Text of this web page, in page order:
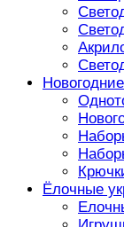
Ёлочные